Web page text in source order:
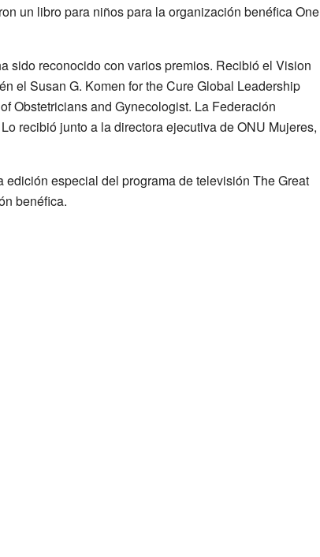
un libro para niños para la organización benéfica One
sido reconocido con varios premios. Recibió el Vision
el Susan G. Komen for the Cure Global Leadership
Obstetricians and Gynecologist. La Federación
recibió junto a la directora ejecutiva de ONU Mujeres,
especial del programa de televisión The Great
benéfica.